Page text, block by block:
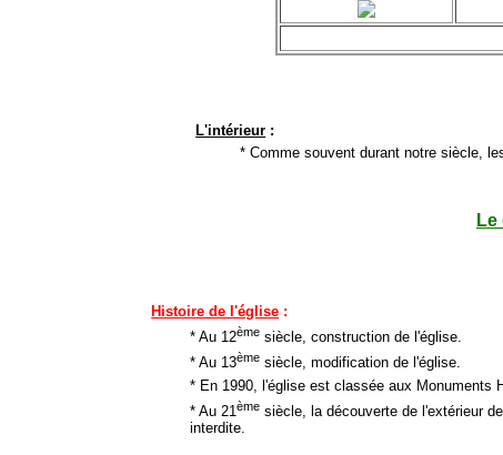
L'intérieur :
* Comme souvent durant notre siècle,
Histoire de l'église :
* Au 12ème siècle, construction de l'église.
* Au 13ème siècle, modification de l'église.
* En 1990, l'église est classée aux Monuments
* Au 21ème siècle, la découverte de l'extérieur
interdite.